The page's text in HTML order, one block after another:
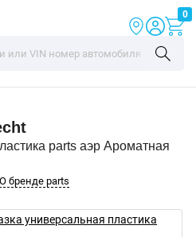
0
parts аэр Ароматная
О бренде parts